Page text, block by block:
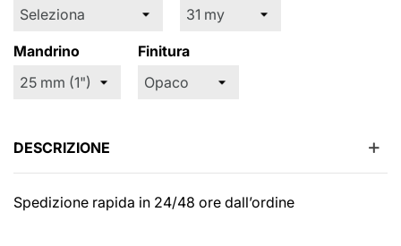
Mandrino Finitura
DESCRIZIONE
Spedizione rapida in 24/48 ore dall’ordine